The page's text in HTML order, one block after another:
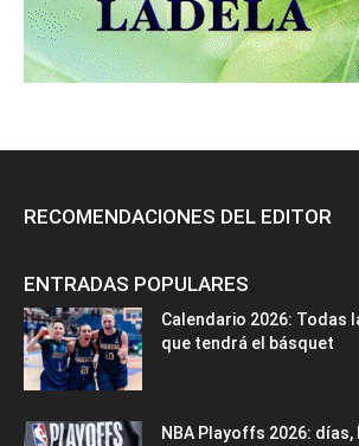
RECOMENDACIONES DEL EDITOR
ENTRADAS POPULARES
Calendario 2026: Todas
que tendrá el básquet
NBA Playoffs 2026: